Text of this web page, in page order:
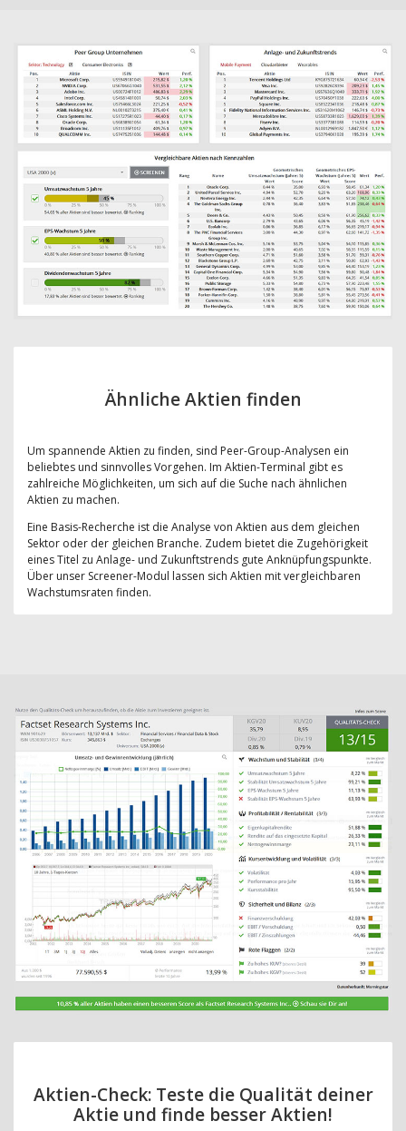
Ähnliche Aktien finden
Um spannende Aktien zu finden, sind Peer-Group-Analysen ein
beliebtes und sinnvolles Vorgehen. Im Aktien-Terminal gibt es
zahlreiche Möglichkeiten, um sich auf die Suche nach ähnlichen
Aktien zu machen.
Eine Basis-Recherche ist die Analyse von Aktien aus dem gleichen
Sektor oder der gleichen Branche. Zudem bietet die Zugehörigkeit
eines Titel zu Anlage- und Zukunftstrends gute Anknüpfungspunkte.
Über unser Screener-Modul lassen sich Aktien mit vergleichbaren
Wachstumsraten finden.
Aktien-Check: Teste die Qualität deiner
Aktie und finde besser Aktien!